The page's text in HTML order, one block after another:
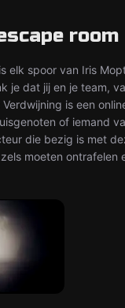
room
elk spoor van Iris
je dat jij en je team,
is een
of iemand
die bezig is met
moeten